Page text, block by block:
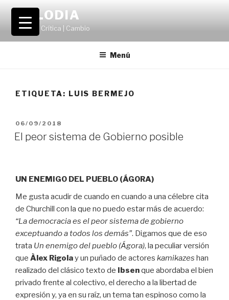
Saltar
contenido
VOLODIA
Teatro | Crítica | Cambio
Menú
ETIQUETA: LUIS BERMEJO
PUBLICADO
EL
06/09/2018
El peor sistema de Gobierno posible
UN ENEMIGO DEL PUEBLO (ÁGORA)
Me gusta acudir de cuando en cuando a una célebre cita
de Churchill con la que no puedo estar más de acuerdo:
“La democraciaes el peor sistema de gobierno
exceptuando a todos los demás”. Digamos que de eso
trata Un enemigo del pueblo (Ágora), la peculiar versión
que Àlex Rigolay un puñado de actores kamikazes han
realizado del clásico texto de Ibsenque abordaba el bien
privado frente al colectivo, el derecho a la libertad de
expresión y, ya en su raíz, un tema tan espinoso como la